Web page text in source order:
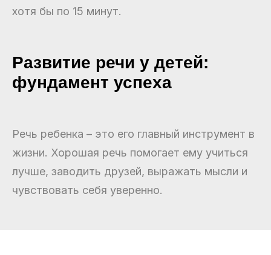
хотя бы по 15 минут.
Развитие речи у детей:
фундамент успеха
Речь ребенка – это его главный инструмент в
жизни. Хорошая речь помогает ему учиться
лучше, заводить друзей, выражать мысли и
чувствовать себя уверенно.